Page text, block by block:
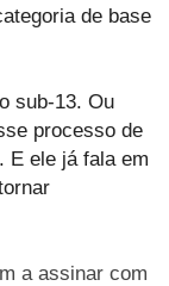
de base
sub-13. Ou
processo de
E ele já fala em
a assinar com